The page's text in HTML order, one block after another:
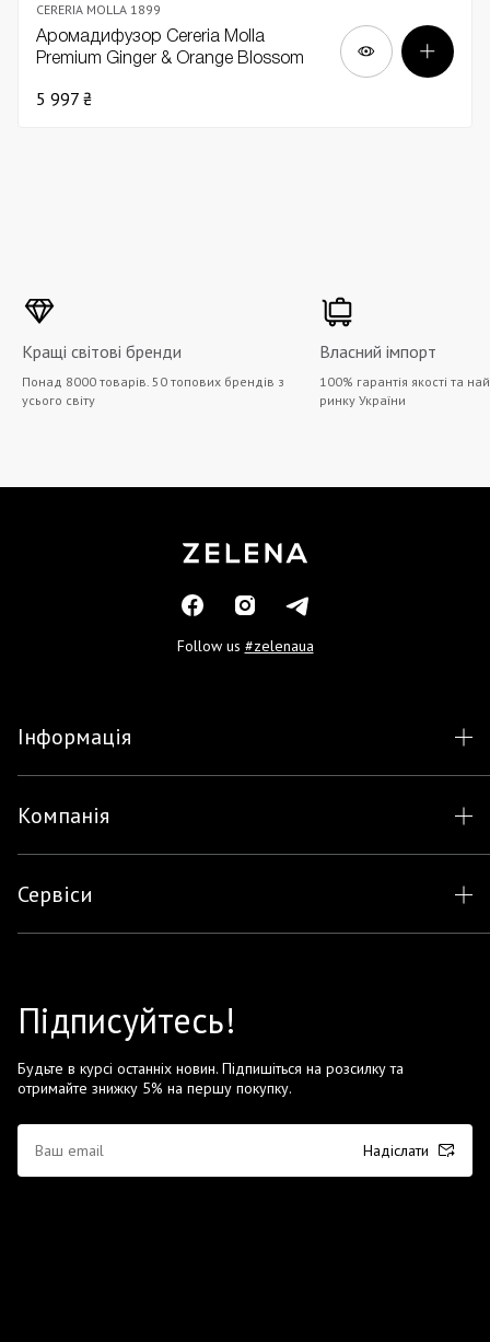
CERERIA MOLLA 1899
Аромадифузор Cereria Molla
Premium Ginger & Orange Blossom
5 997 ₴
Кращі світові бренди
Понад 8000 товарів. 50 топових брендів з
усього світу
Власний імпорт
100% гарантія якості та
ринку України
Follow us #zelenaua
Інформація
Компанія
Сервіси
Підписуйтесь!
Будьте в курсі останніх новин. Підпишіться на розсилку та
отримайте знижку 5% на першу покупку.
Надіслати